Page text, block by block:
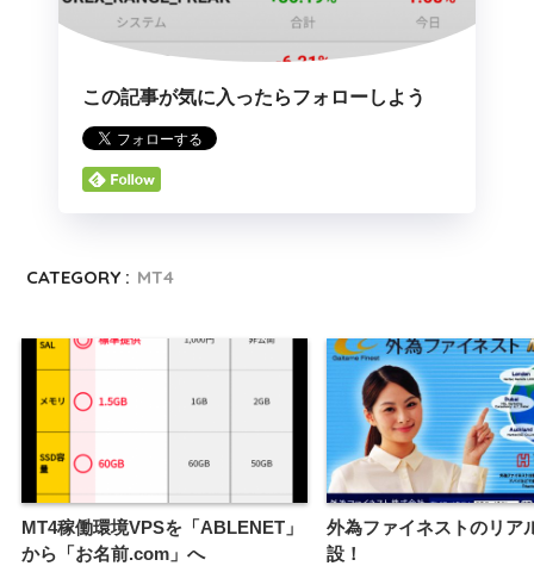
この記事が気に入ったらフォローしよう
CATEGORY : MT4
MT4稼働環境VPSを「ABLENET」
から「お名前.com」へ
外為ファイネストのリア
設！